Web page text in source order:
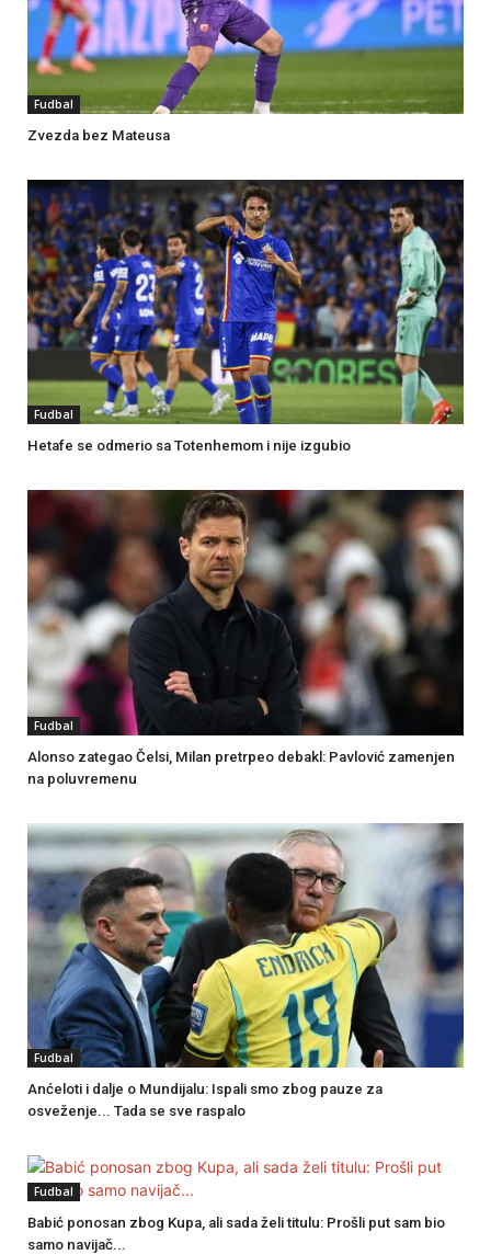
Fudbal
Zvezda bez Mateusa
Fudbal
Hetafe se odmerio sa Totenhemom i nije izgubio
Fudbal
Alonso zategao Čelsi, Milan pretrpeo debakl: Pavlović zamenjen
na poluvremenu
Fudbal
Anćeloti i dalje o Mundijalu: Ispali smo zbog pauze za
osveženje... Tada se sve raspalo
Fudbal
Babić ponosan zbog Kupa, ali sada želi titulu: Prošli put sam bio
samo navijač...